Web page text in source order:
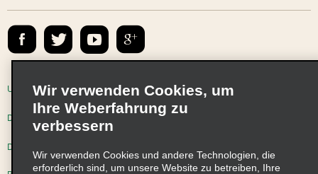
Emerald Club Anmelden
E-Mail anmelden
Unternehmensinformationen Nutzungsbedingungen
Datenschutzrichtlinie Cookie-Richtlinie
Datenschutzoptionen
Wir verwenden Cookies, um
Ihre Weberfahrung zu
verbessern
Wir verwenden Cookies und andere Technologien, die
erforderlich sind, um unsere Website zu betreiben, Ihre